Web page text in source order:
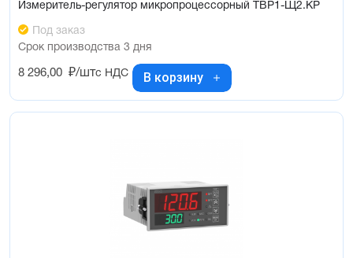
Измеритель-регулятор микропроцессорный ТВР1-Щ2.КР
Под заказ
Срок производства 3 дня
8 296,00 ₽/штс НДС В корзину